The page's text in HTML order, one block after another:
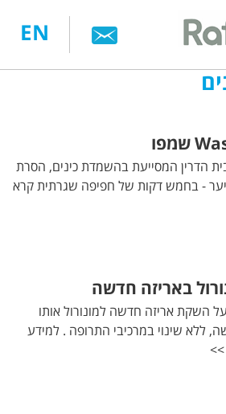
EN
הדרין המסייעת בהשמדת כינים, הסרת
- בחמש דקות של חפיפה שגרתית קרא
באריזה חדשה
השקת אריזה חדשה למונורול אותו
ללא שינוי במרכיבי התרופה . למידע
>>